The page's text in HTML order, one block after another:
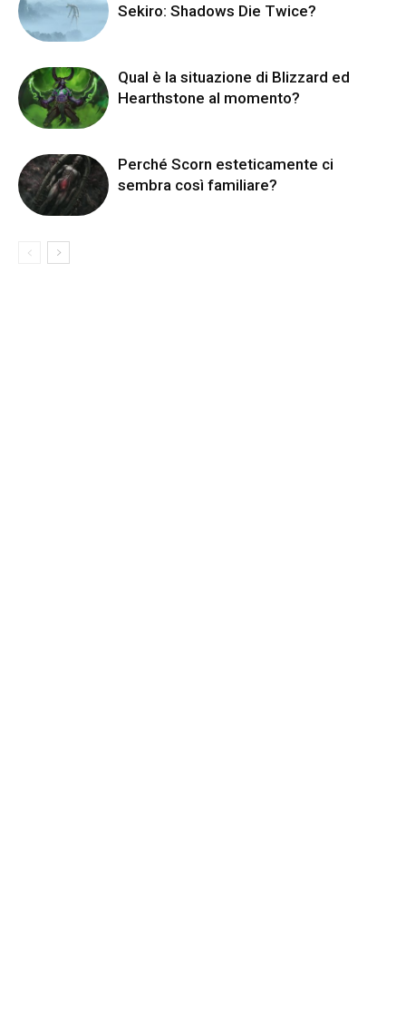
Sekiro: Shadows Die Twice?
Qual è la situazione di Blizzard ed
Hearthstone al momento?
Perché Scorn esteticamente ci
sembra così familiare?